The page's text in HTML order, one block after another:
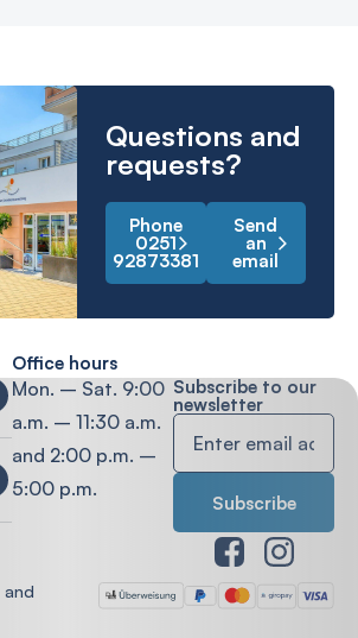
Questions and
requests?
Phone
0251
92873381
Send
an
email
Office hours
Mon. – Sat. 9:00
a.m. – 11:30 a.m.
and 2:00 p.m. –
5:00 p.m.
Subscribe to our
newsletter
and